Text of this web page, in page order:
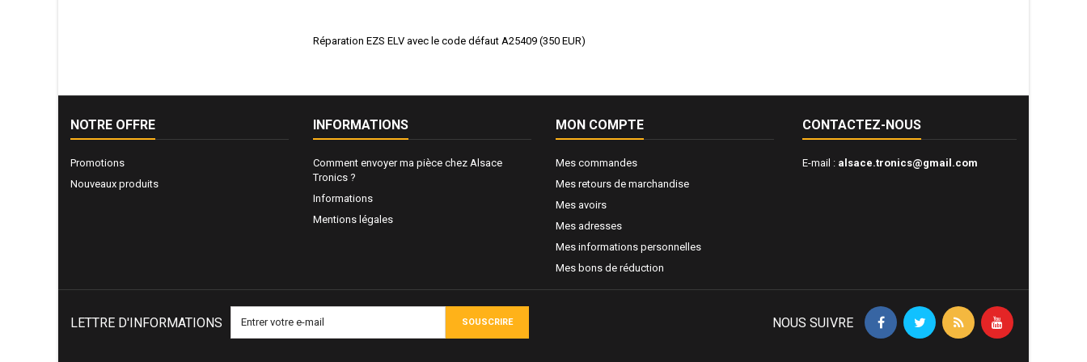
Réparation EZS ELV avec le code défaut A25409 (350 EUR)
NOTRE OFFRE
Promotions
Nouveaux produits
INFORMATIONS
Comment envoyer ma pièce chez Alsace
Tronics ?
Informations
Mentions légales
MON COMPTE
Mes commandes
Mes retours de marchandise
Mes avoirs
Mes adresses
Mes informations personnelles
Mes bons de réduction
CONTACTEZ-NOUS
E-mail : alsace.tronics@gmail.com
LETTRE D'INFORMATIONS SOUSCRIRE NOUS SUIVRE